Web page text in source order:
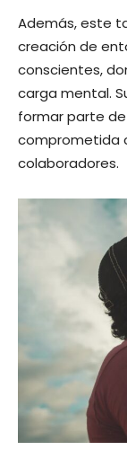
Además, este
creación de
conscientes,
carga mental.
formar parte
comprometida
colaboradores.